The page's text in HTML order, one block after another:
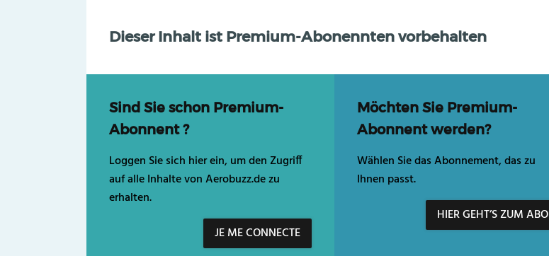
Dieser Inhalt ist Premium-Abonennten vorbehalten
Sind Sie schon Premium-
Abonnent ?
Loggen Sie sich hier ein, um den Zugriff
auf alle Inhalte von Aerobuzz.de zu
erhalten.
JE ME CONNECTE
Möchten Sie Premium-
Abonnent werden?
Wählen Sie das Abonnement, das zu
Ihnen passt.
HIER GEHT’S ZUM ABO